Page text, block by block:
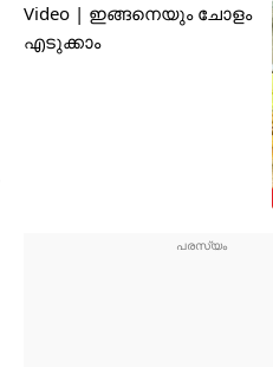
Video | ഇങ്ങനെയും ചോളം
എടുക്കാം